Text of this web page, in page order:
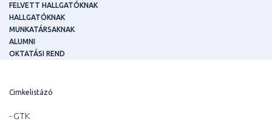
FELVETT HALLGATÓKNAK
HALLGATÓKNAK
MUNKATÁRSAKNAK
ALUMNI
OKTATÁSI REND
Cimkelistázó
- GTK